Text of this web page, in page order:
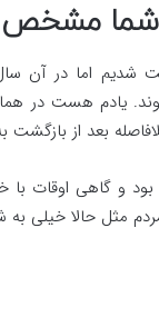
شما مشخص
شدیم اما در
یادم هست در
بعد از
و گاهی اوقات با
مثل حالا خیلی به